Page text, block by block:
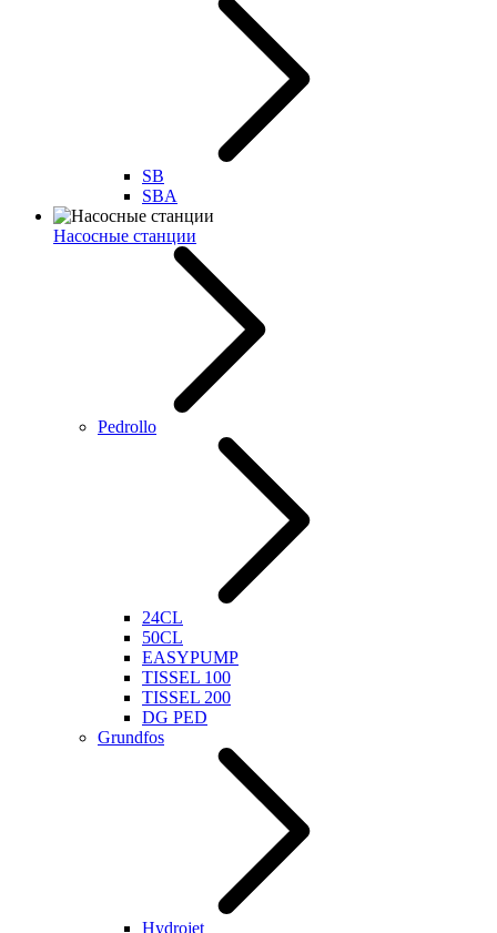
SB
SBA
Насосные станции
Pedrollo
24CL
50CL
EASYPUMP
TISSEL 100
TISSEL 200
DG PED
Grundfos
Hydrojet